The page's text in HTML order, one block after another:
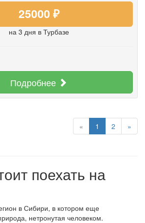
25000 ₽
на 3 дня в Турбазе
Подробнее
« 1 2 »
поехать на
в Сибири, в котором еще
нетронутая человеком.